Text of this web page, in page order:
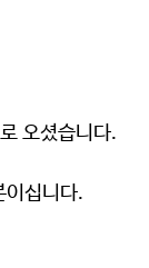
오셨습니다.
이십니다.